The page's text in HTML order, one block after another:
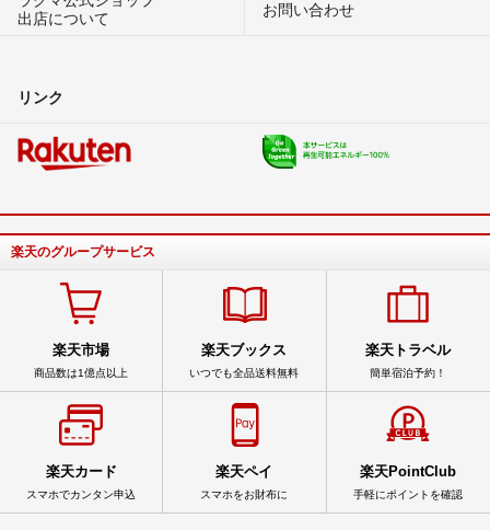
出店について
お問い合わせ
リンク
楽天のグループサービス
楽天市場
商品数は1億点以上
楽天ブックス
いつでも全品送料無料
楽天トラベル
簡単宿泊予約！
楽天カード
スマホでカンタン申込
楽天ペイ
スマホをお財布に
楽天PointClub
手軽にポイントを確認